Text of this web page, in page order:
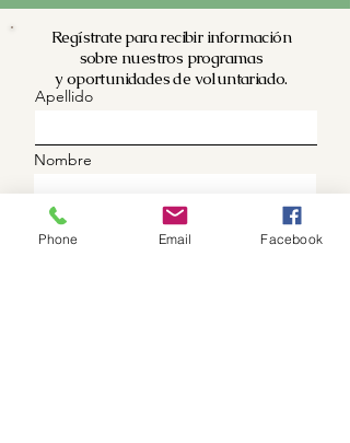
Regístrate para recibir información
sobre nuestros programas
y oportunidades de voluntariado.
Apellido
Nombre
Teléfono (opcional)
Phone Email Facebook